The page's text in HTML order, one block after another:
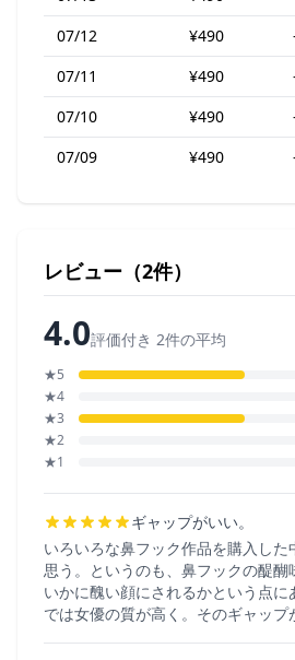
07/12
¥490
07/11
¥490
07/10
¥490
07/09
¥490
レビュー（2件）
4.0評価付き 2件の平均
★5
★4
★3
★2
★1
ギャップがいい。
いろいろな鼻フック作品を購入した
思う。というのも、鼻フックの醍
いかに醜い顔にされるかという点
では女優の質が高く。そのギャップ